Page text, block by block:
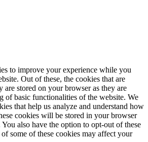
to improve your experience while you
Out of these, the cookies that are
are stored on your browser as they are
of basic functionalities of the website. We
that help us analyze and understand how
cookies will be stored in your browser
also have the option to opt-out of these
some of these cookies may affect your